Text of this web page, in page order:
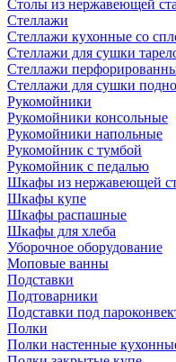
Столы из нержавеющей
Стеллажи
Стеллажи кухонные со
Стеллажи для сушки
Стеллажи
Стеллажи для сушки
Рукомойники
Рукомойники консольные
Рукомойники напольные
Рукомойник с тумбой
Рукомойник с педалью
Шкафы из нержавеющей
Шкафы купе
Шкафы распашные
Шкафы для хлеба
Уборочное оборудование
Моповые ванны
Подставки
Подтоварники
Подставки под
Полки
Полки настенные